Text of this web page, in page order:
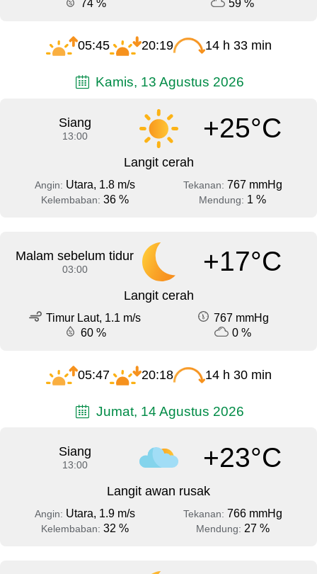
74 % 59 %
05:45 20:19 14 h 33 min
Kamis, 13 Agustus 2026
Siang
13:00 +25°C
Langit cerah
Angin: Utara, 1.8 m/s Tekanan: 767 mmHg
Kelembaban: 36 % Mendung: 1 %
Malam sebelum tidur
03:00 +17°C
Langit cerah
Timur Laut, 1.1 m/s
767 mmHg
60 %
0 %
05:47 20:18 14 h 30 min
Jumat, 14 Agustus 2026
Siang
13:00 +23°C
Langit awan rusak
Angin: Utara, 1.9 m/s Tekanan: 766 mmHg
Kelembaban: 32 % Mendung: 27 %